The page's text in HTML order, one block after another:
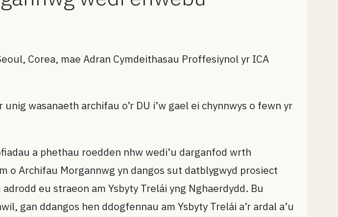
Corea, mae Adran Cymdeithasau Proffesiynol yr ICA
wasanaeth archifau o’r DU i’w gael ei chynnwys o fewn yr
a phethau roedden nhw wedi’u darganfod wrth
o Archifau Morgannwg yn dangos sut datblygwyd prosiect
eu straeon am Ysbyty Trelái yng Nghaerdydd. Bu
gan ddangos hen ddogfennau am Ysbyty Trelái a’r ardal a’u